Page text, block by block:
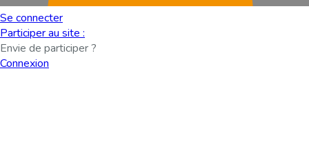
Se connecter
Participer au site :
Envie de participer ?
Connexion